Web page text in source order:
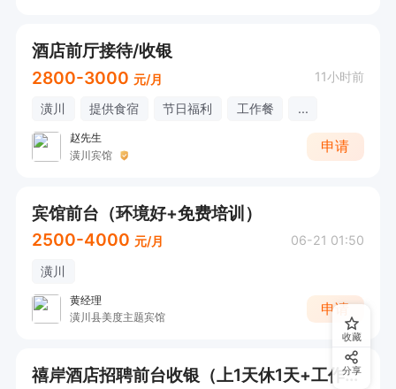
酒店前厅接待/收银
2800-3000 元/月 11小时前
潢川 提供食宿 节日福利 工作餐 ...
赵先生
潢川宾馆
申请
宾馆前台（环境好+免费培训）
2500-4000 元/月 06-21 01:50
潢川
黄经理
潢川县美度主题宾馆
申请
禧岸酒店招聘前台收银（上1天休1天+工作轻松）
收藏
分享